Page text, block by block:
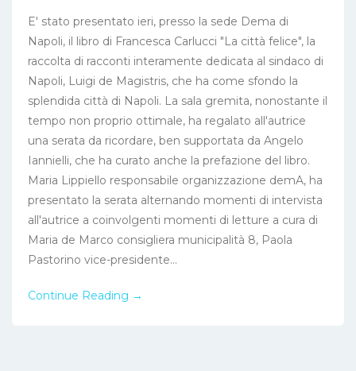
E' stato presentato ieri, presso la sede Dema di
Napoli, il libro di Francesca Carlucci "La città felice", la
raccolta di racconti interamente dedicata al sindaco di
Napoli, Luigi de Magistris, che ha come sfondo la
splendida città di Napoli. La sala gremita, nonostante il
tempo non proprio ottimale, ha regalato all'autrice
una serata da ricordare, ben supportata da Angelo
Iannielli, che ha curato anche la prefazione del libro.
Maria Lippiello responsabile organizzazione demA, ha
presentato la serata alternando momenti di intervista
all'autrice a coinvolgenti momenti di letture a cura di
Maria de Marco consigliera municipalità 8, Paola
Pastorino vice-presidente...
Continue Reading →